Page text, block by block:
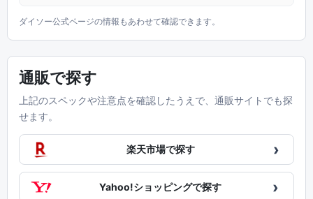
ダイソー公式ページの情報もあわせて確認できます。
通販で探す
上記のスペックや注意点を確認したうえで、通販サイトでも探
せます。
楽天市場で探す ›
Yahoo!ショッピングで探す ›